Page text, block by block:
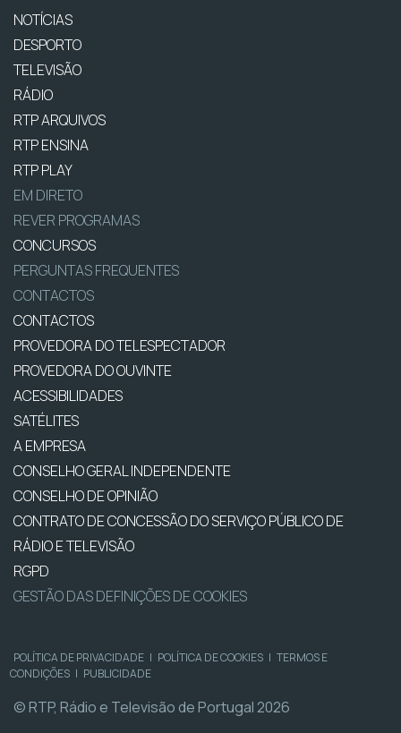
NOTÍCIAS
DESPORTO
TELEVISÃO
RÁDIO
RTP ARQUIVOS
RTP ENSINA
RTP PLAY
EM DIRETO
REVER PROGRAMAS
CONCURSOS
PERGUNTAS FREQUENTES
CONTACTOS
CONTACTOS
PROVEDORA DO TELESPECTADOR
PROVEDORA DO OUVINTE
ACESSIBILIDADES
SATÉLITES
A EMPRESA
CONSELHO GERAL INDEPENDENTE
CONSELHO DE OPINIÃO
CONTRATO DE CONCESSÃO DO SERVIÇO PÚBLICO DE
RÁDIO E TELEVISÃO
RGPD
GESTÃO DAS DEFINIÇÕES DE COOKIES
POLÍTICA DE PRIVACIDADE | POLÍTICA DE COOKIES | TERMOS E
CONDIÇÕES | PUBLICIDADE
© RTP, Rádio e Televisão de Portugal 2026